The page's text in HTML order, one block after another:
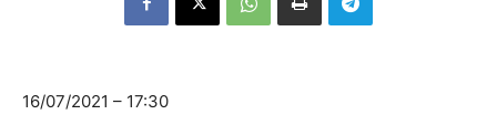
16/07/2021 – 17:30